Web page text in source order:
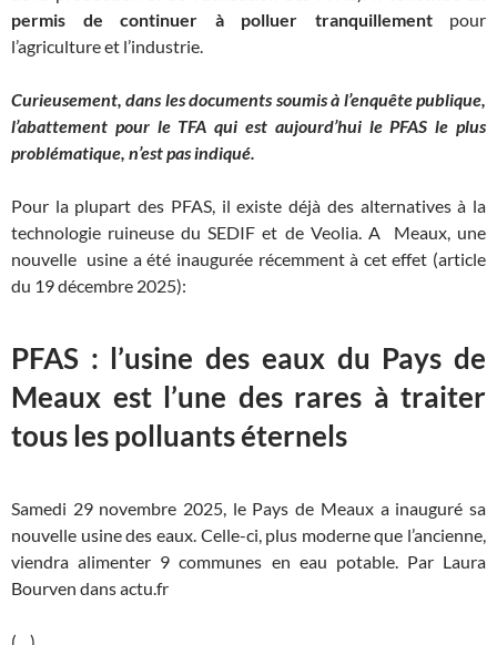
permis de continuer à polluer tranquillementpour
l’agriculture et l’industrie.
Curieusement, dans les documents soumis à l’enquête publique,
l’abattement pour le TFA qui est aujourd’hui le PFAS le plus
problématique, n’est pas indiqué.
Pour la plupart des PFAS, il existe déjà des alternatives à la
technologie ruineuse du SEDIF et de Veolia. A Meaux, une
nouvelle usine a été inaugurée récemment à cet effet (article
du 19 décembre 2025):
PFAS : l’usine des eaux du Pays de
Meaux est l’une des rares à traiter
tous les polluants éternels
Samedi 29 novembre 2025, le Pays de Meaux a inauguré sa
nouvelle usine des eaux. Celle-ci, plus moderne que l’ancienne,
viendra alimenter 9 communes en eau potable. Par Laura
Bourven dans actu.fr